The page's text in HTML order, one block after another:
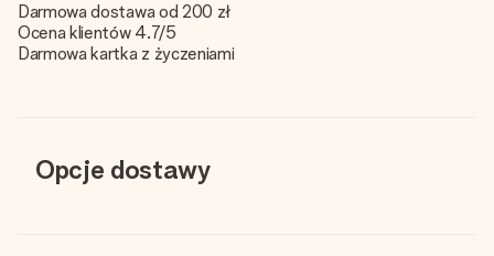
Darmowa dostawa od 200 zł
Ocena klientów 4.7/5
Darmowa kartka z życzeniami
Opcje dostawy